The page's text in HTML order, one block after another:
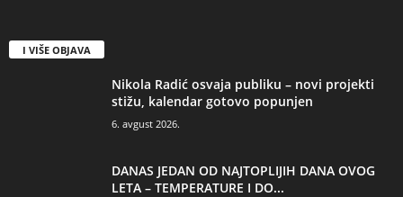
I VIŠE OBJAVA
Nikola Radić osvaja publiku – novi projekti
stižu, kalendar gotovo popunjen
6. avgust 2026.
DANAS JEDAN OD NAJTOPLIJIH DANA OVOG
LETA – TEMPERATURE I DO...